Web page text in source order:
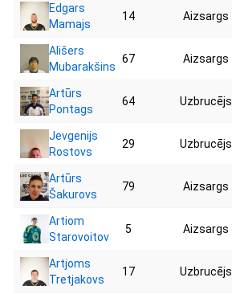
Edgars
Mamajs
14 Aizsargs
Ališers
Mubarakšins
67 Aizsargs
Artūrs
Pontags
64 Uzbrucējs
Jevgenijs
Rostovs
29 Uzbrucējs
Artūrs
Šakurovs
79 Aizsargs
Artiom
Starovoitov
5 Aizsargs
Artjoms
Tretjakovs
17 Uzbrucējs